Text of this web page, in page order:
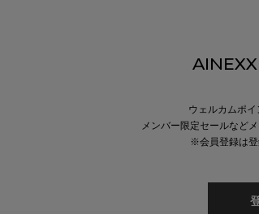
ウェルカムポ
メンバー限定セールなど
※会員登録は登